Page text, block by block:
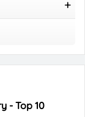
Bình
- Top 10